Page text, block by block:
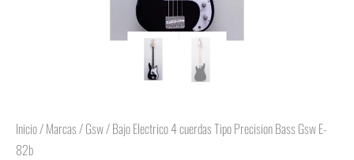
Inicio/Marcas/Gsw/ Bajo Electrico 4 cuerdas Tipo Precision Bass Gsw E-
82b